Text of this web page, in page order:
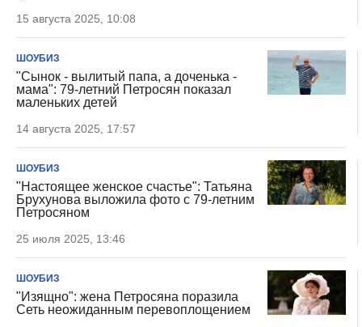
15 августа 2025, 10:08
ШОУБИЗ
"Сынок - вылитый папа, а доченька -
мама": 79-летний Петросян показал
маленьких детей
14 августа 2025, 17:57
ШОУБИЗ
"Настоящее женское счастье": Татьяна
Брухунова выложила фото с 79-летним
Петросяном
25 июля 2025, 13:46
ШОУБИЗ
"Изящно": жена Петросяна поразила
Сеть неожиданным перевоплощением